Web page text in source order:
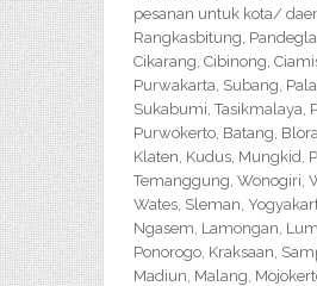
pesanan untuk kota/
Rangkasbitung,
Cikarang, Cibinong,
Purwakarta, Subang,
Sukabumi, Tasikmalaya,
Purwokerto, Batang,
Klaten, Kudus, Mungkid,
Temanggung, Wonogiri,
Wates, Sleman,
Ngasem, Lamongan,
Ponorogo, Kraksaan,
Madiun, Malang,